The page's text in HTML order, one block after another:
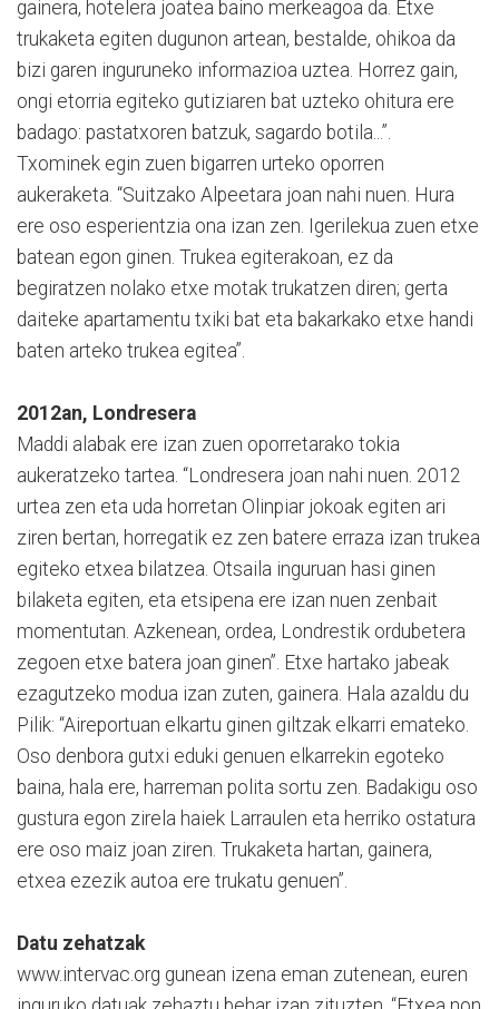
gainera, hotelera joatea baino merkeagoa da. Etxe
trukaketa egiten dugunon artean, bestalde, ohikoa da
bizi garen inguruneko informazioa uztea. Horrez gain,
ongi etorria egiteko gutiziaren bat uzteko ohitura ere
badago: pastatxoren batzuk, sagardo botila...”.
Txominek egin zuen bigarren urteko oporren
aukeraketa. “Suitzako Alpeetara joan nahi nuen. Hura
ere oso esperientzia ona izan zen. Igerilekua zuen etxe
batean egon ginen. Trukea egiterakoan, ez da
begiratzen nolako etxe motak trukatzen diren; gerta
daiteke apartamentu txiki bat eta bakarkako etxe handi
baten arteko trukea egitea”.
2012an, Londresera
Maddi alabak ere izan zuen oporretarako tokia
aukeratzeko tartea. “Londresera joan nahi nuen. 2012
urtea zen eta uda horretan Olinpiar jokoak egiten ari
ziren bertan, horregatik ez zen batere erraza izan trukea
egiteko etxea bilatzea. Otsaila inguruan hasi ginen
bilaketa egiten, eta etsipena ere izan nuen zenbait
momentutan. Azkenean, ordea, Londrestik ordubetera
zegoen etxe batera joan ginen”. Etxe hartako jabeak
ezagutzeko modua izan zuten, gainera. Hala azaldu du
Pilik: “Aireportuan elkartu ginen giltzak elkarri emateko.
Oso denbora gutxi eduki genuen elkarrekin egoteko
baina, hala ere, harreman polita sortu zen. Badakigu oso
gustura egon zirela haiek Larraulen eta herriko ostatura
ere oso maiz joan ziren. Trukaketa hartan, gainera,
etxea ezezik autoa ere trukatu genuen”.
Datu zehatzak
www.intervac.org gunean izena eman zutenean, euren